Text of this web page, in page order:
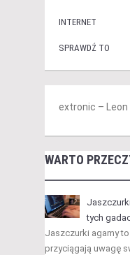
INTERNET
SPRAWDŹ TO
extronic –
WARTO
tych
Jaszczurki agamy
przyciągają uwagę